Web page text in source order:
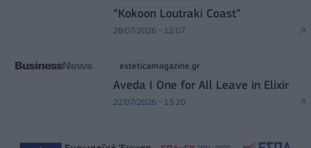
“Kokoon Loutraki Coast”
28/07/2026 - 12:07
esteticamagazine.gr
Aveda I One for All Leave in Elixir
22/07/2026 - 13:20